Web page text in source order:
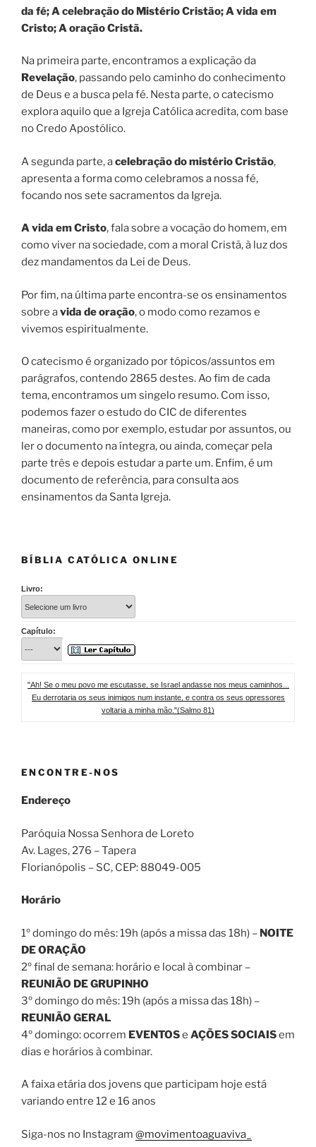
da fé; A celebração do Mistério Cristão; A vida em
Cristo; A oração Cristã.
Na primeira parte, encontramos a explicação da
Revelação, passando pelo caminho do conhecimento
de Deus e a busca pela fé. Nesta parte, o catecismo
explora aquilo que a Igreja Católica acredita, com base
no Credo Apostólico.
A segunda parte, acelebração do mistério Cristão,
apresenta a forma como celebramos a nossa fé,
focando nos sete sacramentos da Igreja.
A vida em Cristo, fala sobre a vocação do homem, em
como viver na sociedade, com a moral Cristã, à luz dos
dez mandamentos da Lei de Deus.
Por fim, na última parte encontra-se os ensinamentos
sobre avida de oração, o modo como rezamos e
vivemos espiritualmente.
O catecismo é organizado por tópicos/assuntos em
parágrafos, contendo 2865 destes. Ao fim de cada
tema, encontramos um singelo resumo. Com isso,
podemos fazer o estudo do CIC de diferentes
maneiras, como por exemplo, estudar por assuntos, ou
ler o documento na íntegra, ou ainda, começar pela
parte três e depois estudar a parte um. Enfim, é um
documento de referência, para consulta aos
ensinamentos da Santa Igreja.
BÍBLIA CATÓLICA ONLINE
Livro:
Capítulo:
"Ah! Se o meu povo me escutasse, se Israel andasse nos meus caminhos...
Eu derrotaria os seus inimigos num instante, e contra os seus opressores
voltaria a minha mão."(Salmo 81)
ENCONTRE-NOS
Endereço
Paróquia Nossa Senhora de Loreto
Av. Lages, 276 – Tapera
Florianópolis – SC, CEP: 88049-005
Horário
1º domingo do mês: 19h (após a missa das 18h) – NOITE
DE ORAÇÃO
2º final de semana: horário e local à combinar –
REUNIÃO DE GRUPINHO
3º domingo do mês: 19h (após a missa das 18h) –
REUNIÃO GERAL
4º domingo: ocorrem EVENTOSe AÇÕES SOCIAISem
dias e horários à combinar.
A faixa etária dos jovens que participam hoje está
variando entre 12 e 16 anos
Siga-nos no Instagram @movimentoaguaviva_